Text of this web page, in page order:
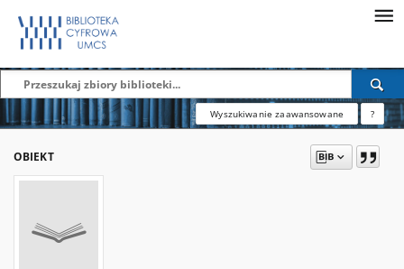
Wyszukiwanie zaawansowane ?
OBIEKT